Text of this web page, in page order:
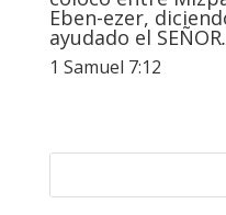
Eben-ezer,
ayudado el SEÑOR.
1 Samuel 7:12